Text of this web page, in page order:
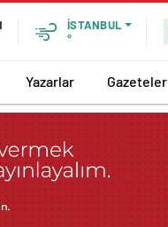
İSTANBUL
°
Yazarlar Gazeteler